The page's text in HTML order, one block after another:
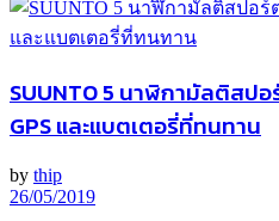
SUUNTO 5 นาฬิกามัลติสป
GPS และแบตเตอรี่ที่ทนทาน
by thip
26/05/2019